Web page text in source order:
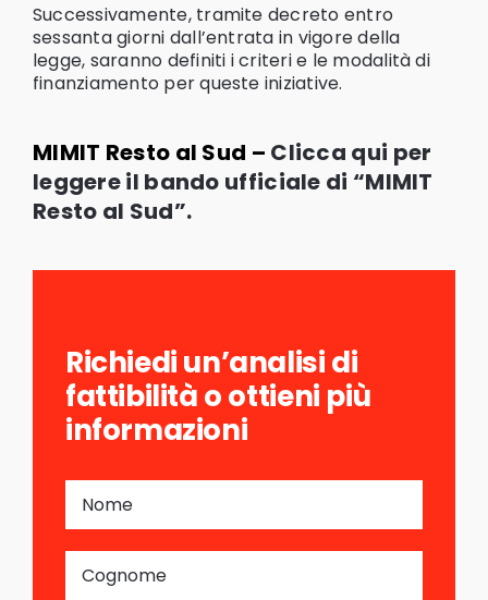
Successivamente, tramite decreto entro
sessanta giorni dall’entrata in vigore della
legge, saranno definiti i criteri e le modalità di
finanziamento per queste iniziative.
MIMIT Resto al Sud – Clicca qui per
leggere il bando ufficiale di “MIMIT
Resto al Sud”.
Richiedi un’analisi di
fattibilità o ottieni più
informazioni